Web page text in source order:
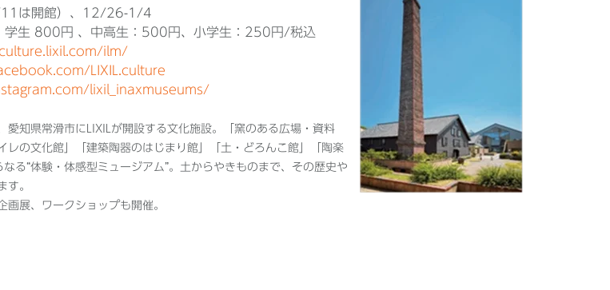
は開館）、12/26-1/4
学生 800円 、中高生：500円、小学生：250円/税込
ilm/
LIXIL.culture
lixil_inaxmuseums/
愛知県常滑市にLIXILが開設する文化施設。「窯のある広場・資料
レの文化館」「建築陶器のはじまり館」「土・どろんこ館」「陶楽
る“体験・体感型ミュージアム”。土からやきものまで、その歴史や
す。
展、ワークショップも開催。